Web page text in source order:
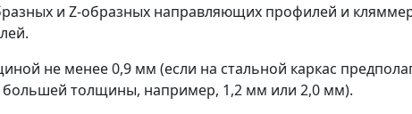
и Z-образных направляющих профилей и
не менее 0,9 мм (если на стальной каркас
большей толщины, например, 1,2 мм или 2,0 мм).